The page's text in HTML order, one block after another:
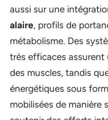
aussi sur une
alaire, profils de
métabolisme. Des
très efficaces assurent
des muscles, tandis
énergétiques sous
mobilisées de manière